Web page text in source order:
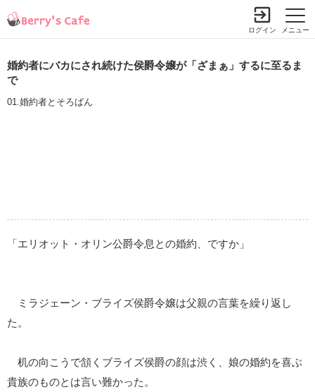
メニュー
ログイン
婚約者にバカにされ続けた侯爵令嬢が「ざまぁ」するに至るま
で
01.婚約者とそろばん
「エリオット・オリン公爵令息との婚約、ですか」
ミラジェーン・ブライズ侯爵令嬢は父親の言葉を繰り返し
た。
机の向こうで頷くブライズ侯爵の顔は渋く、娘の婚約を喜ぶ
貴族のものとは言い難かった。